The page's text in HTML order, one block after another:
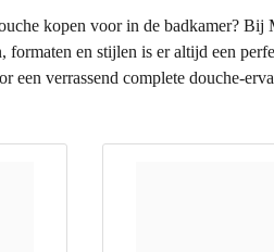
kopen voor in de badkamer? Bij
formaten en stijlen is er altijd een
een verrassend complete douche-